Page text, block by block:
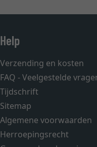
Help
Verzending en kosten
FAQ - Veelgestelde
Tijdschrift
Sitemap
Algemene voorwaarden
Herroepingsrecht